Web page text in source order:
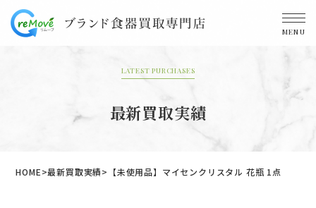
MENU
LATEST PURCHASES
最新買取実績
HOME 最新買取実績 【未使用品】マイセンクリスタル 花瓶 1点